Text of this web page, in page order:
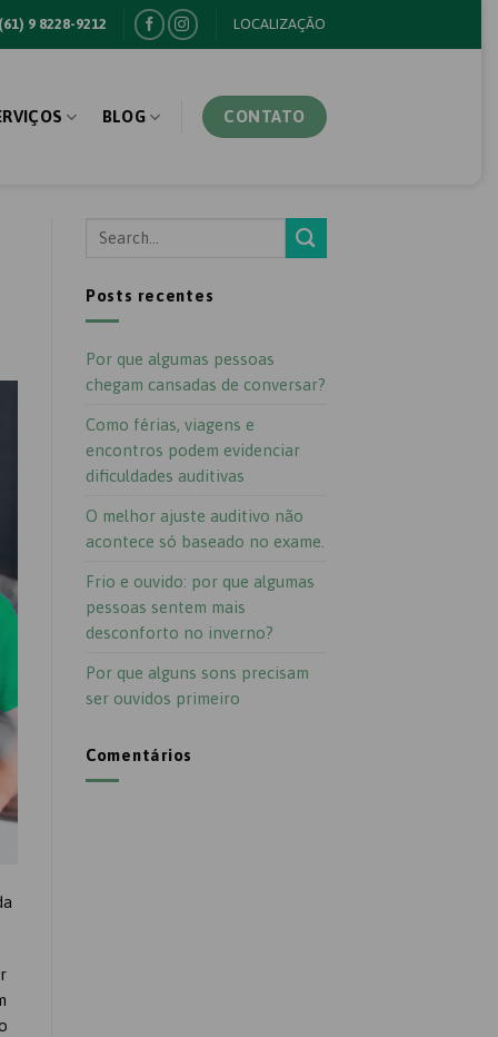
9 8228-9212 LOCALIZAÇÃO
BLOG CONTATO
Posts recentes
Por que algumas pessoas
chegam cansadas de conversar?
Como férias, viagens e
encontros podem evidenciar
dificuldades auditivas
O melhor ajuste auditivo não
acontece só baseado no exame.
Frio e ouvido: por que algumas
pessoas sentem mais
desconforto no inverno?
Por que alguns sons precisam
ser ouvidos primeiro
Comentários